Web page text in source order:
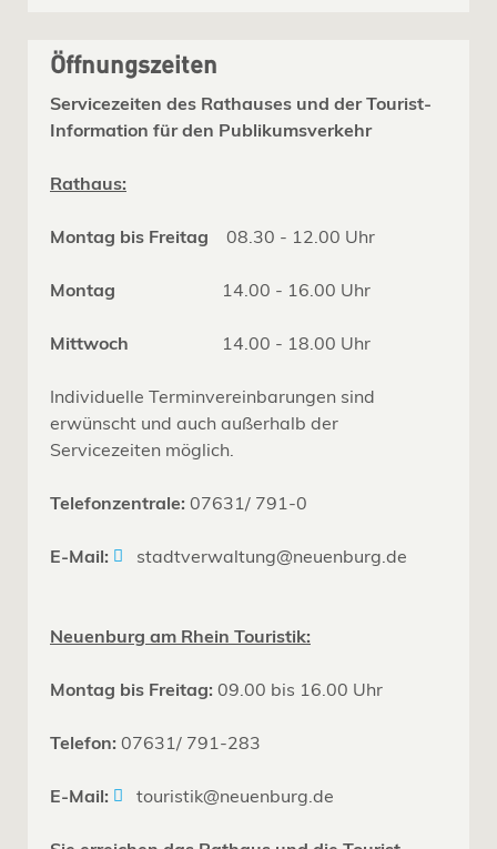
Öffnungszeiten
Servicezeiten des Rathauses und der Tourist-
Information für den Publikumsverkehr
Rathaus:
Montag bis Freitag 08.30 - 12.00 Uhr
Montag 14.00 - 16.00 Uhr
Mittwoch 14.00 - 18.00 Uhr
Individuelle Terminvereinbarungen sind
erwünscht und auch außerhalb der
Servicezeiten möglich.
Telefonzentrale: 07631/ 791-0
E-Mail: stadtverwaltung@neuenburg.de
Neuenburg am Rhein Touristik:
Montag bis Freitag: 09.00 bis 16.00 Uhr
Telefon: 07631/ 791-283
E-Mail: touristik@neuenburg.de